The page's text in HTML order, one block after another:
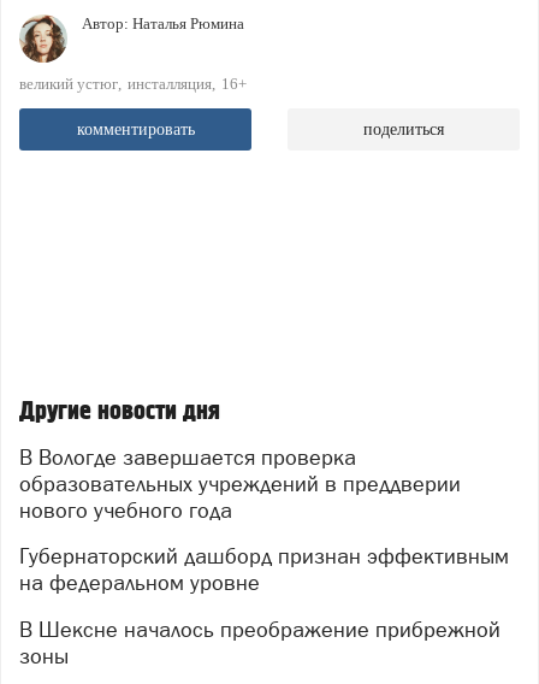
Автор: Наталья Рюмина
великий устюг инсталляция 16+
комментировать поделиться
Другие новости дня
В Вологде завершается проверка
образовательных учреждений в преддверии
нового учебного года
Губернаторский дашборд признан эффективным
на федеральном уровне
В Шексне началось преображение прибрежной
зоны